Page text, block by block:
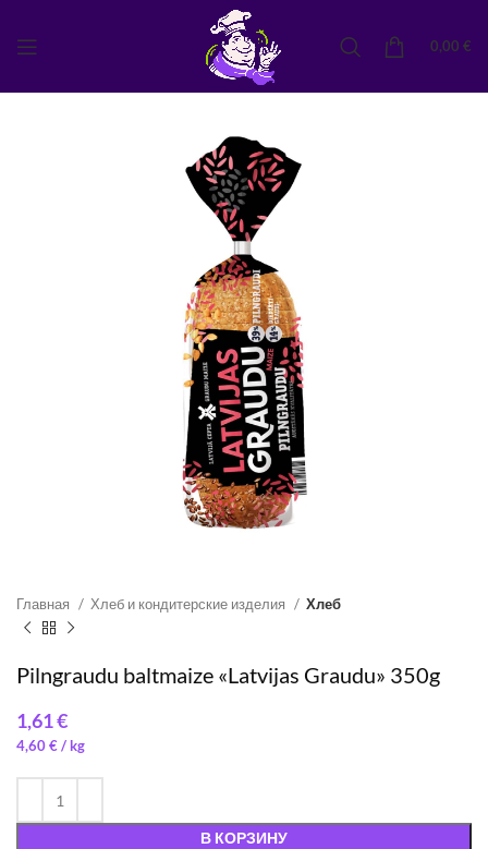
0,00 €
Главная Хлеб и кондитерские изделия Хлеб
Pilngraudu baltmaize «Latvijas Graudu» 350g
€
4,60€/
В КОРЗИНУ